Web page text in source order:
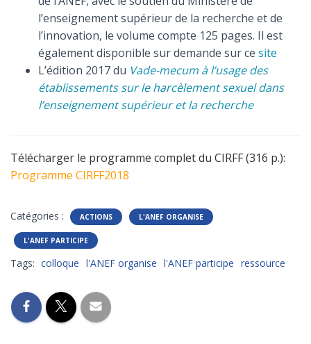
l’enseignement supérieur de la recherche et de
l’innovation, le volume compte 125 pages. Il est
également disponible sur demande sur ce site
L’édition 2017 du Vade-mecum à l’usage des
établissements sur le harcèlement sexuel dans
l’enseignement supérieur et la recherche
Télécharger le programme complet du CIRFF (316 p.):
Programme CIRFF2018
Catégories : ACTIONS L'ANEF ORGANISE
L'ANEF PARTICIPE
Tags: colloque l'ANEF organise l'ANEF participe ressource